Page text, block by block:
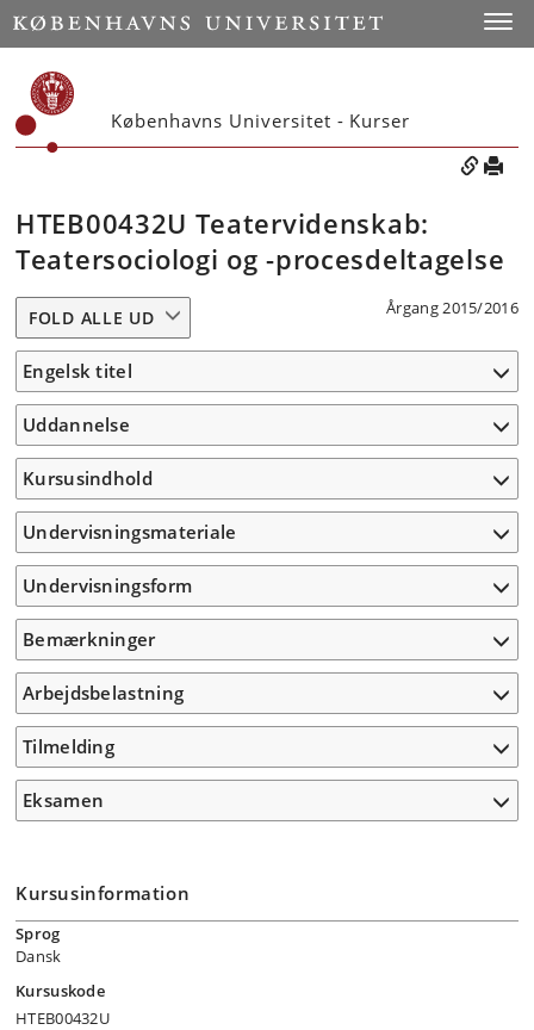
Københavns Universitet - Kurser
HTEB00432U Teatervidenskab:
Teatersociologi og -procesdeltagelse
Årgang 2015/2016
FOLD ALLE UD
Engelsk titel
Uddannelse
Kursusindhold
Undervisningsmateriale
Undervisningsform
Bemærkninger
Arbejdsbelastning
Tilmelding
Eksamen
Kursusinformation
Sprog
Dansk
Kursuskode
HTEB00432U